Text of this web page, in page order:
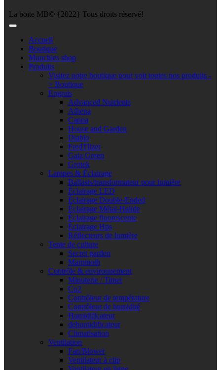
La boite MB© {2022} Tous droits réservé!
Accueil
Boutique
Munchies shop
Produits
Visitez notre boutique pour voit toutes nos produits -
> Boutique
Engrais
Advanced Nutrients
Athena
Canna
House and Garden
Diablo
FredTlizer
Gaia Green
Grotek
Lampes & Éclairage
Ballasts/transformateur pour lumière
Éclairage LED
Éclairage Double-Ended
Éclairage Métal-Halide
Éclairage fluorescente
Éclairage Hps
Réflecteurs de lumière
Tente de culture
Secret garden
Mammoth
Contrôle & environnement
Minuterie / Timer
Co2
Contrôleur de température
Contrôleur de humidité
Humidificateur
dehumidificateur
Climatisation
Ventilation
Fan/Blower
Ventilateur à clip